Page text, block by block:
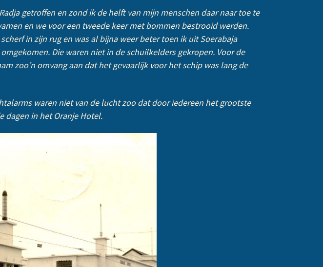
getroffen en zond ik de helft van mijn menschen daar naar toe te
en we voor een tweede keer met bommen bestrooid werden.
in zijn rug en was al bijna weer beter toen ik uit Soerabaja
Die waren niet in de schuilkelders gekropen. Voor de
zoo’n omvang aan dat het gevaarlijk voor het schip was lang de
waren niet van de lucht zoo dat door iedereen het grootste
dagen in het Oranje Hotel.